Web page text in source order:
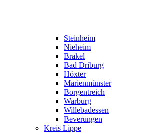
Steinheim
Nieheim
Brakel
Bad Driburg
Höxter
Marienmünster
Borgentreich
Warburg
Willebadessen
Beverungen
Kreis Lippe